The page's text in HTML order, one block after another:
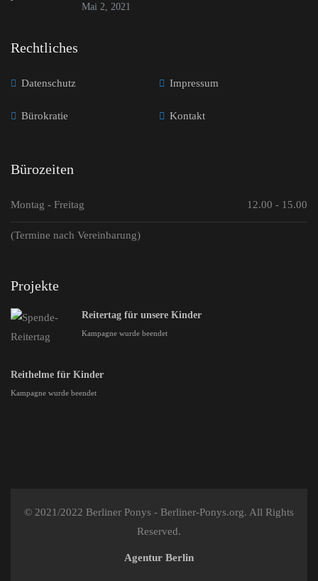
Mai 2, 2021
Rechtliches
Datenschutz Impressum
Bürokratie Kontakt
Bürozeiten
Montag - Freitag 12.00 - 15.00
(Termine nach Vereinbarung)
Projekte
Reitertag für unsere Kinder
Kampagne wurde beendet
Reithelme für Kinder
Kampagne wurde beendet
© 2021/2022 Berliner Ponys - Berliner-Ponys.org. All Rights
Reserved.
Agentur Berlin